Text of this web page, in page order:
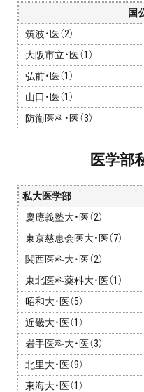
受付:9:30～
無料
国
筑波・医（2）
大阪市立・医（1）
弘前・医（1）
山口・医（1）
防衛医科・医（3）
医学部
私大医学部
慶應義塾大・医（2）
東京慈恵会医大・医（7）
関西医科大・医（2）
東北医科薬科大・医（1）
昭和大・医（5）
近畿大・医（1）
岩手医科大・医（3）
北里大・医（9）
東海大・医（1）